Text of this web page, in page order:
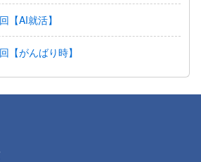
【AI就活】
【がんばり時】